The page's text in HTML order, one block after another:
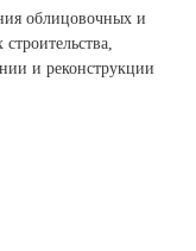
облицовочных и
и реконструкции